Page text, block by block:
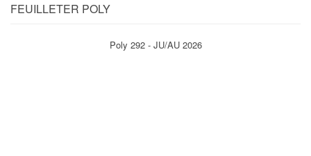
FEUILLETER POLY
Poly 292 - JU/AU 2026